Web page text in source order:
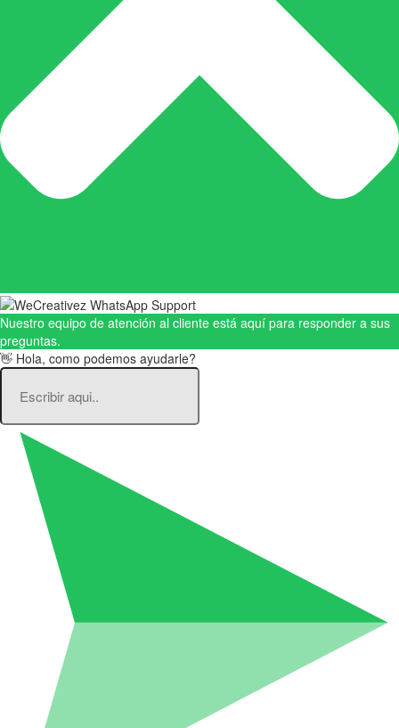
Nuestro equipo de atención al cliente está aquí para responder a sus
preguntas.
👋 Hola, como podemos ayudarle?